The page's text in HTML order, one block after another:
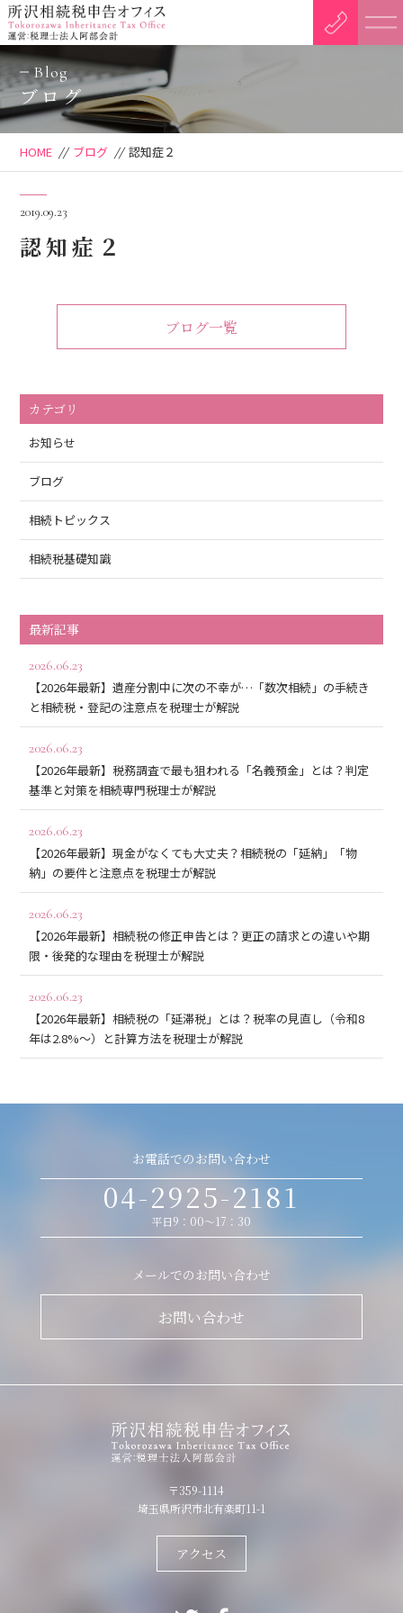
Blog
ブログ
HOME // ブログ // 認知症２
2019.09.23
認知症２
ブログ一覧
カテゴリ
お知らせ
ブログ
相続トピックス
相続税基礎知識
最新記事
2026.06.23
【2026年最新】遺産分割中に次の不幸が…「数次相続」の手続き
と相続税・登記の注意点を税理士が解説
2026.06.23
【2026年最新】税務調査で最も狙われる「名義預金」とは？判定
基準と対策を相続専門税理士が解説
2026.06.23
【2026年最新】現金がなくても大丈夫？相続税の「延納」「物
納」の要件と注意点を税理士が解説
2026.06.23
【2026年最新】相続税の修正申告とは？更正の請求との違いや期
限・後発的な理由を税理士が解説
2026.06.23
【2026年最新】相続税の「延滞税」とは？税率の見直し（令和8
年は2.8%〜）と計算方法を税理士が解説
お電話でのお問い合わせ
04-2925-2181
平日9：00～17：30
メールでのお問い合わせ
お問い合わせ
〒359-1114
埼玉県所沢市北有楽町11-1
アクセス